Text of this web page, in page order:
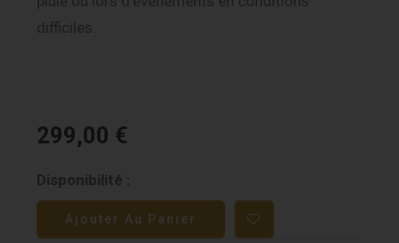
difficiles.
299,00 €
Disponibilité :
quantité
de
Chauvet
Ajouter Au Panier